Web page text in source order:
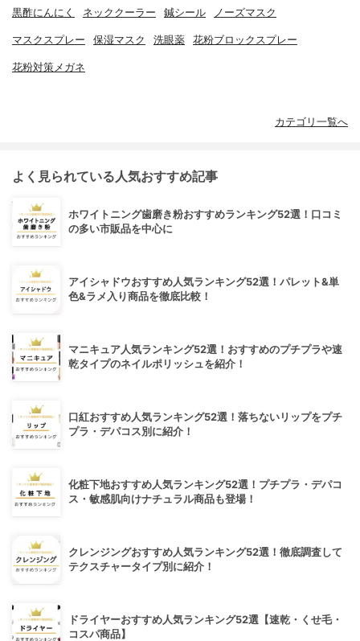
黒酢にんにく ネッククーラー 鍼シール ノーズマスク
マスクスプレー 保湿マスク 洗眼薬 花粉ブロックスプレー
花粉対策メガネ
カテゴリ一覧へ
よく見られている人気おすすめ記事
ホワイトニング歯磨き粉おすすめランキング52選！口コミ
の多い市販品を中心に
アイシャドウおすすめ人気ランキング52選！パレット&単
色&ラメ入り商品を徹底比較！
マニキュア人気ランキング52選！おすすめのプチプラや速
乾タイプのネイルポリッシュを紹介！
口紅おすすめ人気ランキング52選！落ちないリップをプチ
プラ・デパコス別に紹介！
化粧下地おすすめ人気ランキング52選！プチプラ・デパコ
ス・敏感肌向けナチュラル商品も登場！
クレンジングおすすめ人気ランキング52選！徹底調査して
テクスチャータイプ別に紹介！
ドライヤーおすすめ人気ランキング52選【速乾・くせ毛・
コスパ商品】